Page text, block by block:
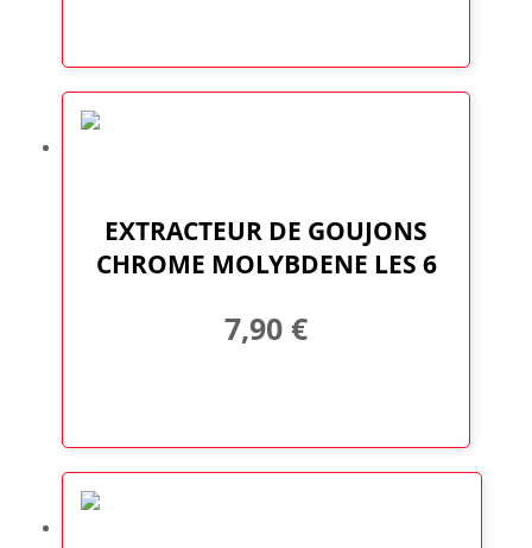
EXTRACTEUR DE GOUJONS
CHROME MOLYBDENE LES 6
7,90 €